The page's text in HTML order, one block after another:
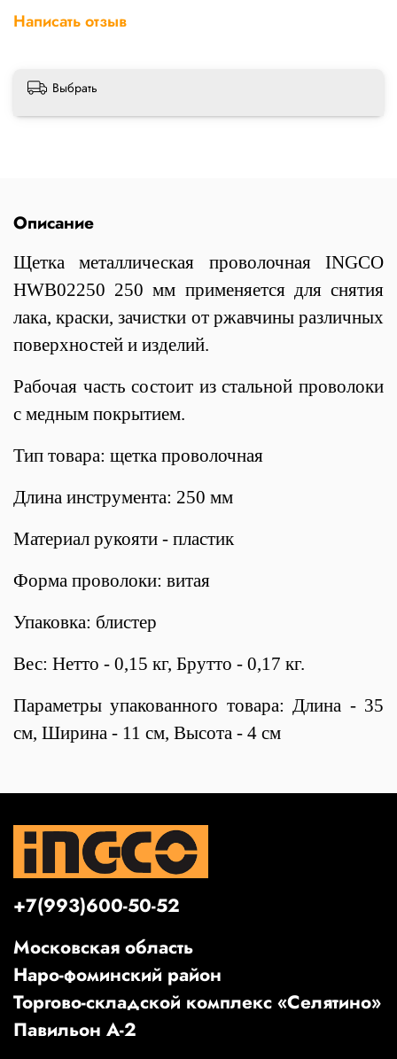
Написать отзыв
Выбрать
Описание
Щетка металлическая проволочная INGCO
HWB02250 250 мм применяется для снятия
лака, краски, зачистки от ржавчины различных
поверхностей и изделий.
Рабочая часть состоит из стальной проволоки
с медным покрытием.
Тип товара: щетка проволочная
Длина инструмента: 250 мм
Материал рукояти - пластик
Форма проволоки: витая
Упаковка: блистер
Вес: Нетто - 0,15 кг, Брутто - 0,17 кг.
Параметры упакованного товара: Длина - 35
см, Ширина - 11 см, Высота - 4 см
+7(993)600-50-52
Московская область
Наро-фоминский район
Торгово-складской комплекс «Селятино»
Павильон А-2